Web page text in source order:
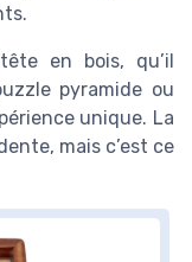
en bois, qu’il
pyramide ou
unique. La
mais c’est ce